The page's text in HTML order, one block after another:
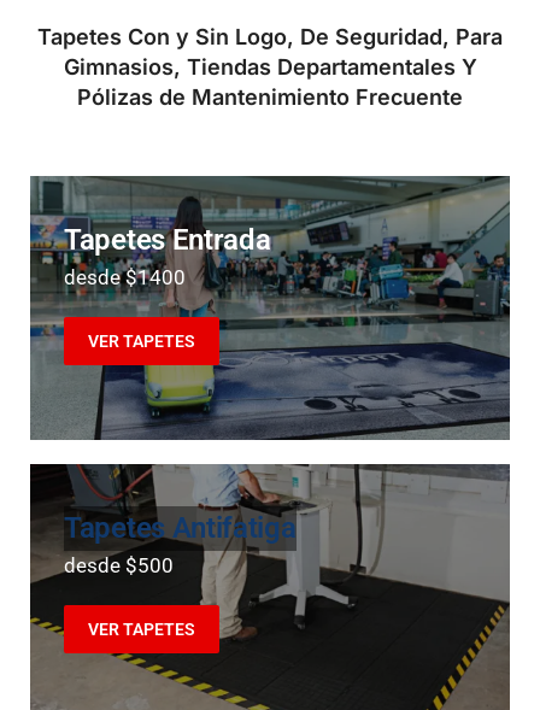
Tapetes Con y Sin Logo, De Seguridad, Para
Gimnasios, Tiendas Departamentales Y
Pólizas de Mantenimiento Frecuente
Tapetes Entrada
desde $1400
VER TAPETES
Tapetes Antifatiga
desde $500
VER TAPETES